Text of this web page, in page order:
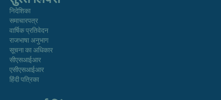
निदेशिका
समाचारपत्र
वार्षिक प्रतिवेदन
राजभाषा अनुभाग
सूचना का अधिकार
सीएसआईआर
एसीएसआईआर
हिंदी पत्रिका